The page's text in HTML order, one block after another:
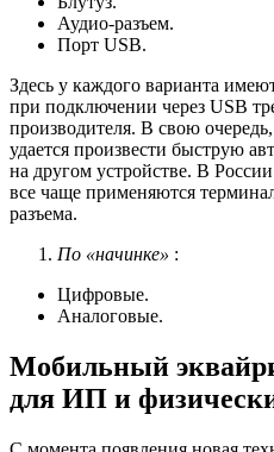
Аудио-разъем.
Порт USB.
Здесь у каждого варианта
при подключении через USB
производителя. В свою
удается произвести быструю
на другом устройстве. В
все чаще применяются
разъема.
По «начинке» :
Цифровые.
Аналоговые.
Мобильный
для ИП и